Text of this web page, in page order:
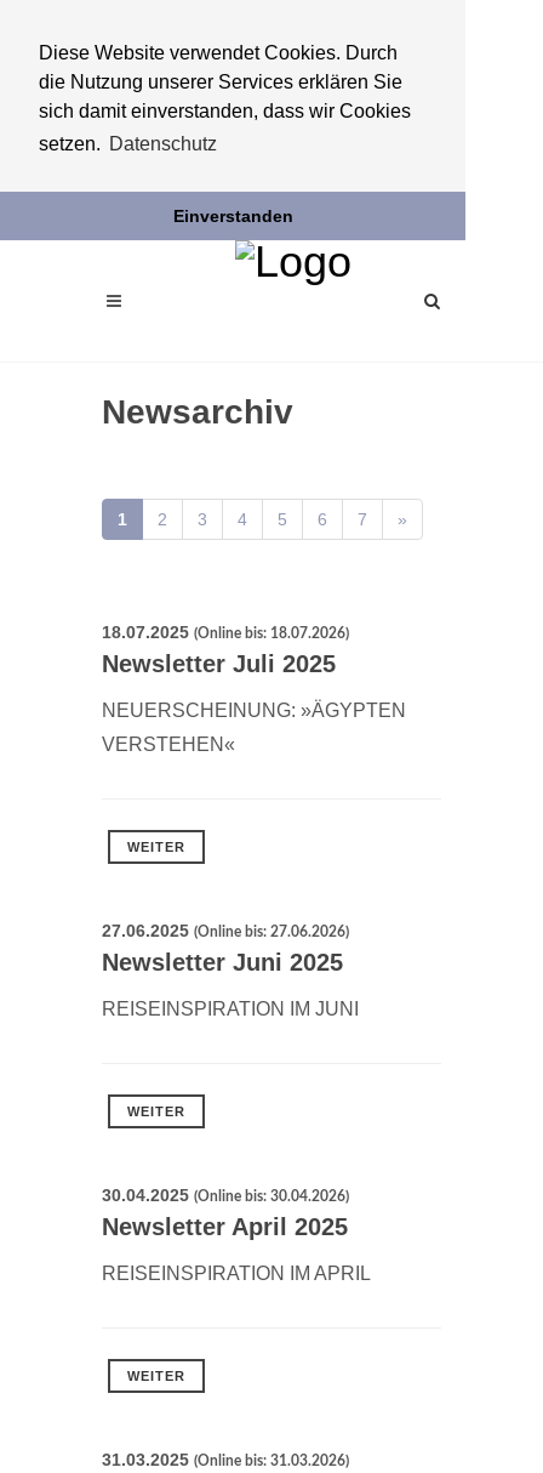
Diese Website verwendet Cookies. Durch
die Nutzung unserer Services erklären Sie
sich damit einverstanden, dass wir Cookies
setzen. Datenschutz
Einverstanden
Newsarchiv
1 2 3 4 5 6 7 »
18.07.2025 (Online bis: 18.07.2026)
Newsletter Juli 2025
NEUERSCHEINUNG: »ÄGYPTEN
VERSTEHEN«
WEITER
27.06.2025 (Online bis: 27.06.2026)
Newsletter Juni 2025
REISEINSPIRATION IM JUNI
WEITER
30.04.2025 (Online bis: 30.04.2026)
Newsletter April 2025
REISEINSPIRATION IM APRIL
WEITER
31.03.2025 (Online bis: 31.03.2026)